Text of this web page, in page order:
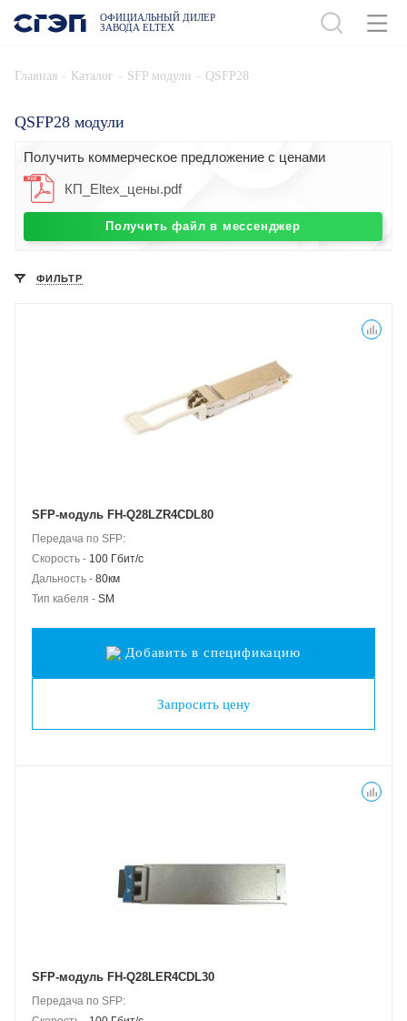
ОФИЦИАЛЬНЫЙ ДИЛЕР
ЗАВОДА ELTEX
Главная - Каталог - SFP модули - QSFP28
QSFP28 модули
Получить коммерческое предложение с ценами
КП_Eltex_цены.pdf
Получить файл в мессенджер
ФИЛЬТР
SFP-модуль FH-Q28LZR4CDL80
Передача по SFP:
Скорость - 100 Гбит/с
Дальность - 80км
Тип кабеля - SM
Добавить в спецификацию
Запросить цену
SFP-модуль FH-Q28LER4CDL30
Передача по SFP: